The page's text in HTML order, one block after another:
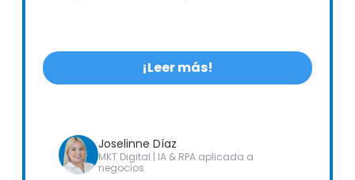
¡Leer más!
Joselinne Díaz
MKT Digital | IA & RPA aplicada a
negocios